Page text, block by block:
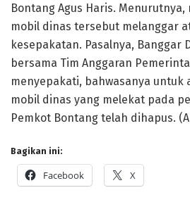
Bontang Agus Haris.
mobil dinas tersebut melanggar
kesepakatan. Pasalnya, Banggar
bersama Tim Anggaran
menyepakati, bahwasanya untuk
mobil dinas yang melekat pada
Pemkot Bontang telah dihapus.
Bagikan ini:
Facebook X